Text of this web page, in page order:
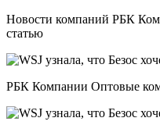
Новости компаний РБК
статью
РБК Компании Оптовые